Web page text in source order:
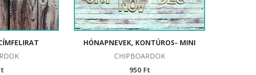
HÓNAPNEVEK, KONTÚROS- MINI
CHIPBOARDOK
950 Ft